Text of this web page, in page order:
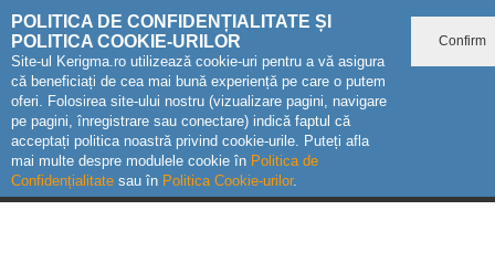
POLITICA DE CONFIDENȚIALITATE ȘI
POLITICA COOKIE-URILOR
Site-ul Kerigma.ro utilizează cookie-uri pentru a vă asigura
că beneficiați de cea mai bună experiență pe care o putem
oferi. Folosirea site-ului nostru (vizualizare pagini, navigare
pe pagini, înregistrare sau conectare) indică faptul că
acceptați politica noastră privind cookie-urile. Puteți afla
mai multe despre modulele cookie în Politica de
Confidențialitate sau în Politica Cookie-urilor.
Confirm